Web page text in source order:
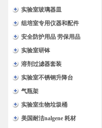
实验室玻璃器皿
组培室专用仪器和配件
安全防护用品 劳保用品
实验室研钵
溶剂过滤器套装
实验室不锈钢升降台
气瓶架
实验室生物垃圾桶
美国耐洁nalgene 耗材